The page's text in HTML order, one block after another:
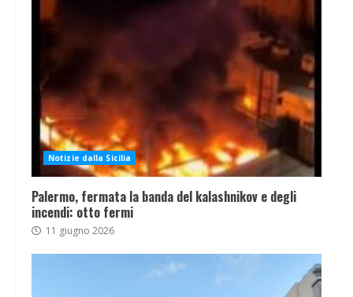
Notizie dalla Sicilia
Palermo, fermata la banda del kalashnikov e degli
incendi: otto fermi
11 giugno 2026